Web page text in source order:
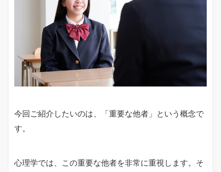
今回ご紹介したいのは、「重要な他者」という概念で
す。
心理学では、この重要な他者を非常に重視します。そ